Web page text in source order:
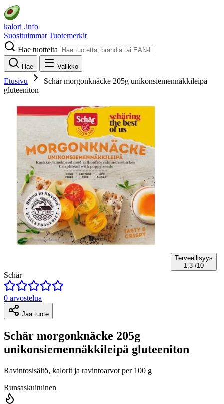
kalori .info
Suosituimmat Tuotemerkit
Hae tuotteita
Hae Valikko
Etusivu
Schär morgonknäcke 205g unikonsiemennäkkileipä
gluteeniton
Terveellisyys
1,3 /10
Schär
0 arvostelua
Jaa tuote
Schär morgonknäcke 205g
unikonsiemennäkkileipä gluteeniton
Ravintosisältö, kalorit ja ravintoarvot per 100 g
Runsaskuituinen